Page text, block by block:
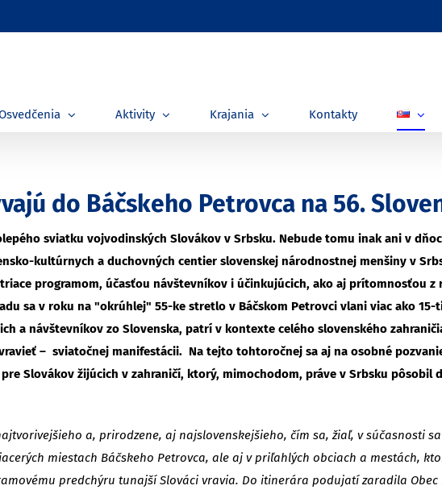
Aktivity Krajania Kontakty
do Báčskeho Petrovca na 56.
sviatku vojvodinských Slovákov v Srbsku. Nebude tomu inak ani v
kultúrnych a duchovných centier slovenskej národnostnej menšiny v
programom, účasťou návštevníkov i účinkujúcich, ako aj prítomnosťou z
sa v roku na "okrúhlej" 55-ke stretlo v Báčskom Petrovci vlani viac ako 15-
a návštevníkov zo Slovenska, patrí v kontexte celého slovenského
– sviatočnej manifestácii. Na tejto tohtoročnej sa aj na osobné
Slovákov žijúcich v zahraničí, ktorý, mimochodom, práve v Srbsku
a, prirodzene, aj najslovenskejšieho, čím sa, žiaľ, v súčasnosti
miestach Báčskeho Petrovca, ale aj v priľahlých obciach a mestách,
predchýru tunajší Slováci vravia. Do itinerára podujatí zaradila Obec